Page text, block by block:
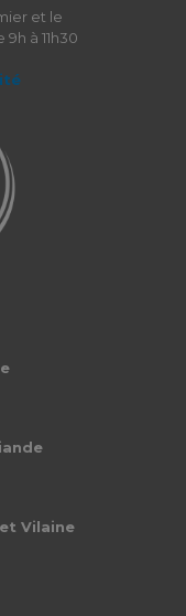
et le
à 11h30
Vilaine